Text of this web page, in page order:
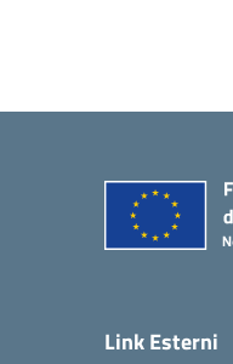
Link Esterni